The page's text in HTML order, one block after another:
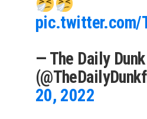
pic.twitter.com/
— The Daily Dunk
20, 2022